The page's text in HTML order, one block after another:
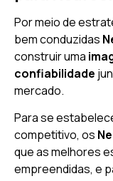
Por meio de
bem conduzidas
construir uma
confiabilidade
mercado.
Para se
competitivo, os
que as melhores
empreendidas, e